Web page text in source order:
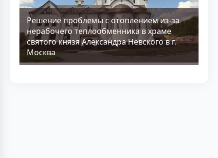
Решение проблемы с отоплением из-за
нерабочего теплообменника в храме
святого князя Александра Невского в г.
Москва